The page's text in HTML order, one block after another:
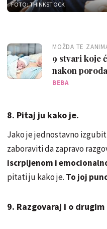
FOTO: THINKSTOCK
MOŽDA TE
9 stvari koje
nakon poroda
BEBA
8. Pitaj ju kako je.
Jako je jednostavno
zaboraviti da zapravo
iscrpljenom i
pitati ju kako je. To joj
9. Razgovaraj i o